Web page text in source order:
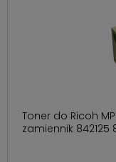
Toner do Ricoh
zamiennik 842125